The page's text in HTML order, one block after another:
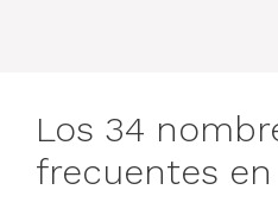
Los 34
frecuentes